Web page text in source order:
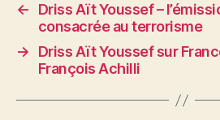
←
Driss Aït Youssef –
consacrée au terrorisme
→
Driss Aït Youssef sur
François Achilli